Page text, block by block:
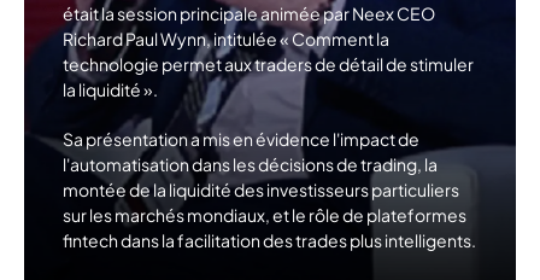
était la session principale animée parNeex CEO
Richard Paul Wynn, intitulée « Comment la
technologie permet aux traders de détail de stimuler
la liquidité ».
Sa présentation a mis en évidence l'impact de
l'automatisation dans les décisions de trading , la
montée dela liquidité des investisseurs particuliers
sur les marchés mondiaux , et le rôle de plateformes
fintech dans la facilitation des trades plus intelligents